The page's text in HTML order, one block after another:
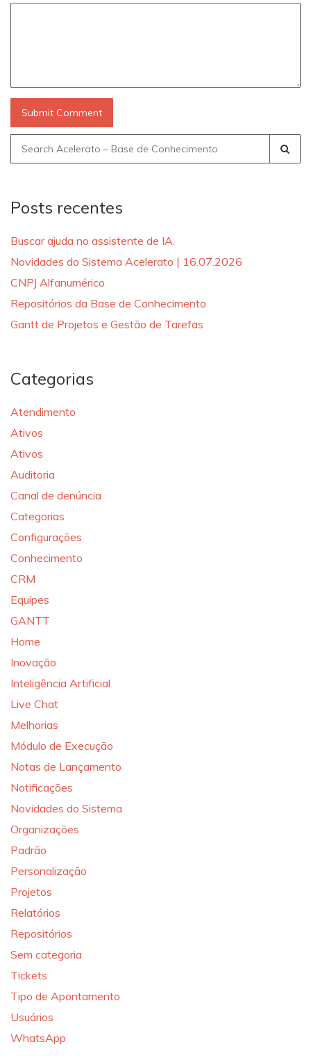
Search
for:
Posts recentes
Buscar ajuda no assistente de IA.
Novidades do Sistema Acelerato | 16.07.2026
CNPJ Alfanumérico
Repositórios da Base de Conhecimento
Gantt de Projetos e Gestão de Tarefas
Categorias
Atendimento
Ativos
Ativos
Auditoria
Canal de denúncia
Categorias
Configurações
Conhecimento
CRM
Equipes
GANTT
Home
Inovação
Inteligência Artificial
Live Chat
Melhorias
Módulo de Execução
Notas de Lançamento
Notificações
Novidades do Sistema
Organizações
Padrão
Personalização
Projetos
Relatórios
Repositórios
Sem categoria
Tickets
Tipo de Apontamento
Usuários
WhatsApp